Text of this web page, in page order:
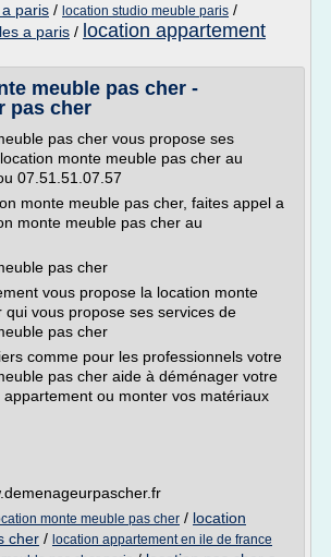
paris / location studio meuble paris /
a paris / location appartement
meuble pas cher -
pas cher
pas cher vous propose ses
monte meuble pas cher au
07.51.51.07.57
monte meuble pas cher, faites appel a
monte meuble pas cher au
pas cher
vous propose la location monte
qui vous propose ses services de
pas cher
comme pour les professionnels votre
pas cher aide à déménager votre
ou monter vos matériaux
monte meuble pas cher / location
cher / location appartement en ile de france